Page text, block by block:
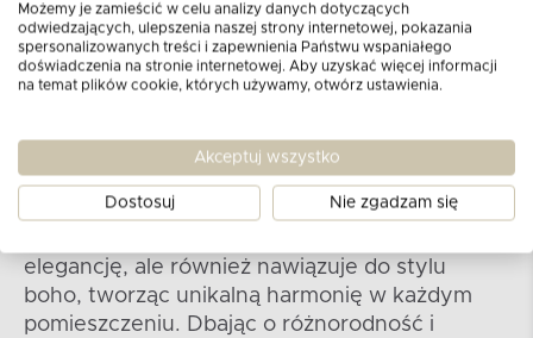
Kolekcja BUFFO
Kolekcja sof i narożników modułowych oraz
elegancję, ale również nawiązuje do stylu
boho, tworząc unikalną harmonię w każdym
pomieszczeniu. Dbając o różnorodność i
Możemy je zamieścić w celu analizy danych dotyczących
odwiedzających, ulepszenia naszej strony internetowej, pokazania
spersonalizowanych treści i zapewnienia Państwu wspaniałego
doświadczenia na stronie internetowej. Aby uzyskać więcej informacji
na temat plików cookie, których używamy, otwórz ustawienia.
Akceptuj wszystko
Dostosuj Nie zgadzam się